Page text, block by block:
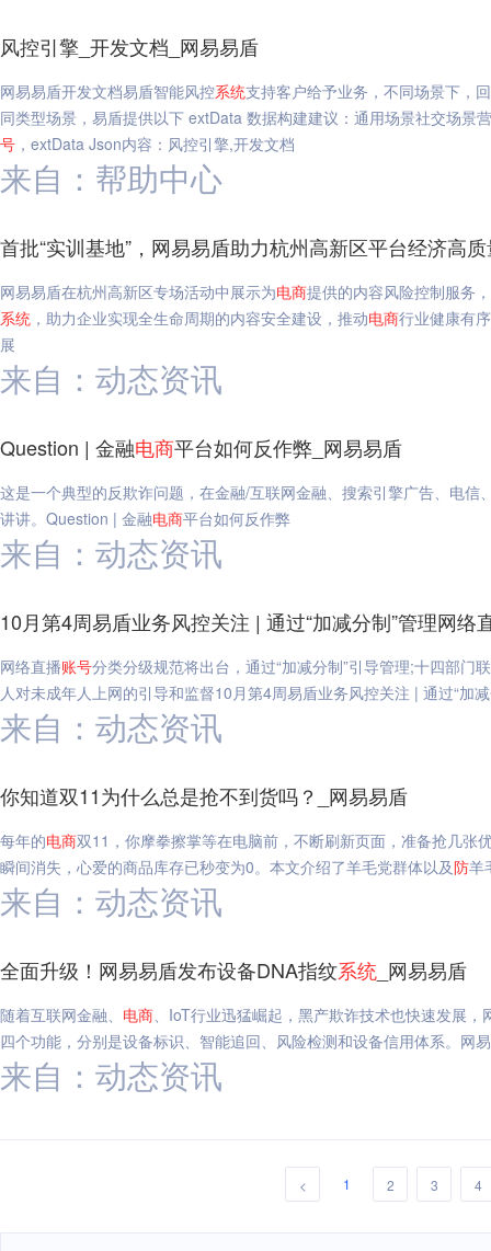
风控引擎_开发文档_网易易盾
网易易盾开发文档易盾智能风控系统支持客户给予业务，不同场景下，
同类型场景，易盾提供以下 extData 数据构建建议：通用场景社交场景
号 ，extData Json内容：风控引擎,开发文档
来自：帮助中心
首批“实训基地”，网易易盾助力杭州高新区平台经济高
网易易盾在杭州高新区专场活动中展示为电商提供的内容风险控制服务
系统 ，助力企业实现全生命周期的内容安全建设，推动电商行业健康有
展
来自：动态资讯
Question | 金融电商平台如何反作弊_网易易盾
这是一个典型的反欺诈问题，在金融/互联网金融、搜索引擎广告、电信
讲讲。Question | 金融电商平台如何反作弊
来自：动态资讯
10月第4周易盾业务风控关注 | 通过“加减分制”管理网络
网络直播账号分类分级规范将出台，通过“加减分制”引导管理;十四部门
人对未成年人上网的引导和监督10月第4周易盾业务风控关注 | 通过“加
来自：动态资讯
你知道双11为什么总是抢不到货吗？_网易易盾
每年的电商双11，你摩拳擦掌等在电脑前，不断刷新页面，准备抢几张
瞬间消失，心爱的商品库存已秒变为0。本文介绍了羊毛党群体以及防羊
来自：动态资讯
全面升级！网易易盾发布设备DNA指纹系统 _网易易盾
随着互联网金融、 电商、IoT行业迅猛崛起，黑产欺诈技术也快速发展
四个功能，分别是设备标识、智能追回、风险检测和设备信用体系。网
来自：动态资讯
< 1 2 3 4